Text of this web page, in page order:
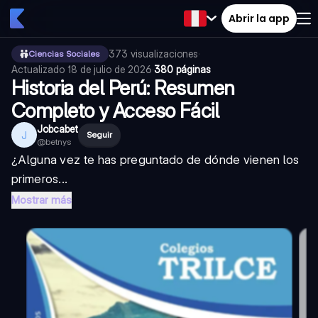
Abrir la app
Ciencias Sociales 373 visualizaciones·
Actualizado 18 de julio de 2026·380 páginas
Historia del Perú: Resumen
Completo y Acceso Fácil
J Jobcabet
@betnys
Seguir
¿Alguna vez te has preguntado de dónde vienen los
primeros...
Mostrar más